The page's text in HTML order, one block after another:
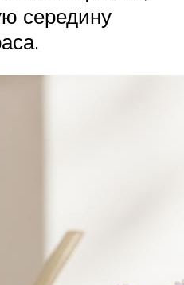
середину